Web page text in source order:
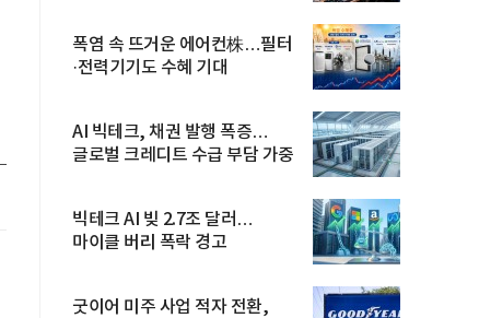
폭염 속 뜨거운 에어컨株…필터
·전력기기도 수혜 기대
AI 빅테크, 채권 발행 폭증…
글로벌 크레디트 수급 부담 가중
빅테크 AI 빚 2.7조 달러…
마이클 버리 폭락 경고
굿이어 미주 사업 적자 전환,